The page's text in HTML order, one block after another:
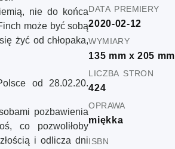
nie do końca
może być sobą
żyć od chłopaka,
od 28.02.20.
pozbawienia
co pozwoliłoby
i odlicza dni
data premiery
2020-02-12
wymiary
135 mm x 205 mm
liczba stron
424
oprawa
miękka
isbn